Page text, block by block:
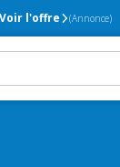
Voir l'offre (Annonce)